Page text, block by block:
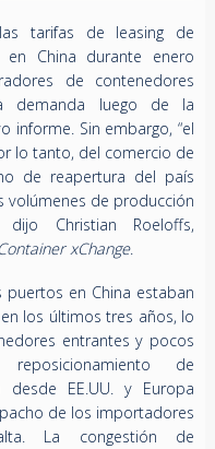
tarifas de leasing de
China durante enero
de contenedores
demanda luego de la
informe. Sin embargo, “el
lo tanto, del comercio de
de reapertura del país
volúmenes de producción
Christian Roeloffs,
Container xChange.
en China estaban
los últimos tres años, lo
entrantes y pocos
de
EE.UU. y Europa
de los importadores
La congestión de